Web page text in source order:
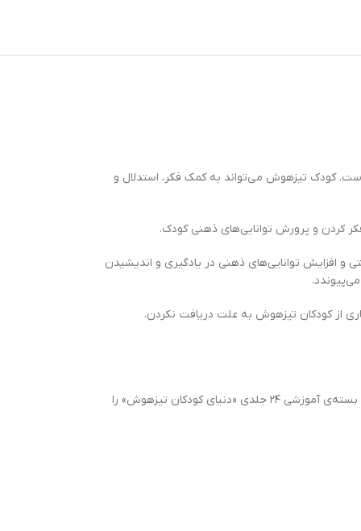
تیزهوشی است. کودک تیزهوش مى‌تواند به کمک فکر، استدلال و
کردن و پرورش توانایی‌های ذهنی کودک.
و افزایش توانایی‌های ذهنی در یادگیری و اندیشیدن
از کودکان تیزهوش به علت دریافت نکردن.
🔸در همین راستا گروه برنامه‌ریزی آموزش‌های پیش‌دبستان کتاب‌های قاصدک، برای افزایش توانایی‌های ذهنی و ارتقای مهارت فکرکردن در کودکان ۵ و ۶ سال بسته‌‌ی آموزشی ۲۴ جلدی «دنیای کودکان تیزهوش» را